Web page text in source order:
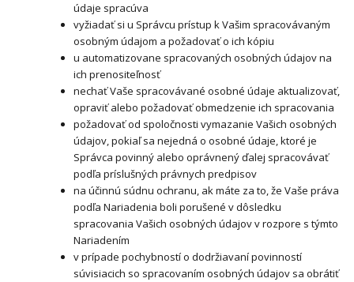
údaje spracúva
vyžiadať si u Správcu prístup k Vašim spracovávaným
osobným údajom a požadovať o ich kópiu
u automatizovane spracovaných osobných údajov na
ich prenositeľnosť
nechať Vaše spracovávané osobné údaje aktualizovať,
opraviť alebo požadovať obmedzenie ich spracovania
požadovať od spoločnosti vymazanie Vašich osobných
údajov, pokiaľ sa nejedná o osobné údaje, ktoré je
Správca povinný alebo oprávnený ďalej spracovávať
podľa príslušných právnych predpisov
na účinnú súdnu ochranu, ak máte za to, že Vaše práva
podľa Nariadenia boli porušené v dôsledku
spracovania Vašich osobných údajov v rozpore s týmto
Nariadením
v prípade pochybností o dodržiavaní povinností
súvisiacich so spracovaním osobných údajov sa obrátiť